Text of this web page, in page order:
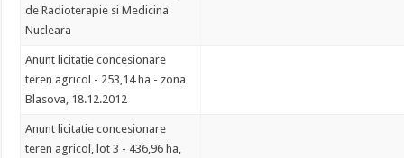
de Radioterapie si Medicina
Nucleara
Anunt licitatie concesionare
teren agricol - 253,14 ha - zona
Blasova, 18.12.2012
Anunt licitatie concesionare
teren agricol, lot 3 - 436,96 ha,